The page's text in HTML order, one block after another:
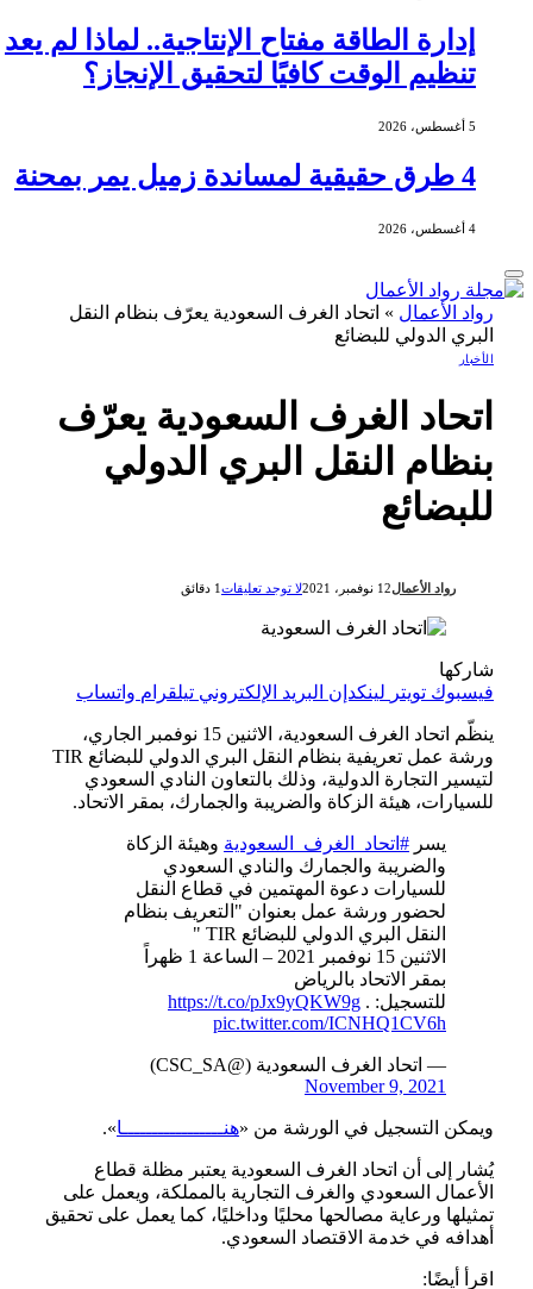
إدارة الطاقة مفتاح الإنتاجية.. لماذا لم يعد
تنظيم الوقت كافيًا لتحقيق الإنجاز؟
5 أغسطس، 2026
4 طرق حقيقية لمساندة زميل يمر بمحنة
4 أغسطس، 2026
رواد الأعمال» اتحاد الغرف السعودية يعرّف بنظام النقل
البري الدولي للبضائع
الأخبار
اتحاد الغرف السعودية يعرّف
بنظام النقل البري الدولي
للبضائع
رواد الأعمال12 نوفمبر، 2021 لا توجد تعليقات1 دقائق
شاركها
فيسبوك تويتر لينكدإن البريد الإلكتروني تيلقرام واتساب
ينظّم اتحاد الغرف السعودية، الاثنين 15 نوفمبر الجاري،
ورشة عمل تعريفية بنظام النقل البري الدولي للبضائع TIR
لتيسير التجارة الدولية، وذلك بالتعاون النادي السعودي
للسيارات، هيئة الزكاة والضريبة والجمارك، بمقر الاتحاد.
يسر #اتحاد_الغرف_السعوديةوهيئة الزكاة
والضريبة والجمارك والنادي السعودي
للسيارات دعوة المهتمين في قطاع النقل
لحضور ورشة عمل بعنوان "التعريف بنظام
النقل البري الدولي للبضائع TIR "
الاثنين 15 نوفمبر 2021 – الساعة 1 ظهراً
بمقر الاتحاد بالرياض
للتسجيل: . https://t.co/pJx9yQKW9g
pic.twitter.com/ICNHQ1CV6h
— اتحاد الغرف السعودية (@CSC_SA)
November 9, 2021
ويمكن التسجيل في الورشة من «هنـــــــــــــــــا».
يُشار إلى أن اتحاد الغرف السعودية يعتبر مظلة قطاع
الأعمال السعودي والغرف التجارية بالمملكة، ويعمل على
تمثيلها ورعاية مصالحها محليًا وداخليًا، كما يعمل على تحقيق
أهدافه في خدمة الاقتصاد السعودي.
اقرأ أيضًا: